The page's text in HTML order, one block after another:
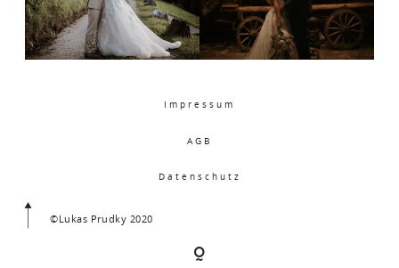
Impressum
AGB
Datenschutz
©Lukas Prudky 2020